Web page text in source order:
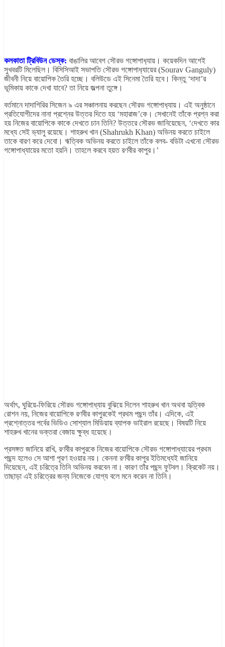
কলকাতা ট্রিবিউন ডেস্ক: বাঙালির আবেগ সৌরভ গঙ্গোপাধ‍্যায়। কয়েকদিন আগেই
সুখবরটি মিলেছিল। বিসিসিআই সভাপতি সৌরভ গঙ্গোপাধ‍্যায়ের (Sourav Ganguly)
জীবনী নিয়ে বায়োপিক তৈরি হচ্ছে। বলিউডে এই সিনেমা তৈরি হবে। কিন্তু ‘দাদা’র
ভূমিকায় কাকে দেখা যাবে? তা নিয়ে জল্পনা তুঙ্গে।
বর্তমানে দাদাগিরির সিজেন ৯ এর সঞ্চালনায় করছেন সৌরভ গঙ্গোপাধ‍্যায়। এই অনুষ্ঠানে
প্রতিযোগীদের নানা প্রশ্নের উত্তর দিতে হয় ‘মহারাজ’কে। সেখানেই তাঁকে প্রশ্ন করা
হয় নিজের বায়োপিকে কাকে দেখতে চান তিনি? উত্তরে সৌরভ জানিয়েছেন, ‘দেখতে কার
মধ্যে সেই ভ‍্যালু রয়েছে। শাহরুখ খান (Shahrukh Khan) অভিনয় করতে চাইলে
তাকে বারণ করে দেবো। ঋত্বিক অভিনয় করতে চাইলে তাঁকে বলব- বডিটা এখনো সৌরভ
গঙ্গোপাধ্যায়ের মতো হয়নি। তাহলে করবে হয়ত রণবীর কাপুর।’
অর্থাৎ, ঘুরিয়ে-ফিরিয়ে সৌরভ গঙ্গোপাধ্যায় বুঝিয়ে দিলেন শাহরুখ খান অথবা হৃত্বিক
রোশন নয়, নিজের বায়োপিকে রণবীর কাপুরকেই প্রথম পছন্দ তাঁর। এদিকে, এই
প্রশ্নোত্তর পর্বের ভিডিও সোশ্যাল মিডিয়ায় ব্যাপক ভাইরাল রয়েছে। বিষয়টি নিয়ে
শাহরুখ খানের ভক্তরা বেজায় ক্ষুব্ধ হয়েছে।
প্রসঙ্গত জানিয়ে রাখি, রণবীর কাপুরকে নিজের বায়োপিকে সৌরভ গঙ্গোপাধ্যায়ের প্রথম
পছন্দ হলেও সে আশা পূরণ হওয়ার নয়। কেননা রণবীর কাপুর ইতিমধ্যেই জানিয়ে
দিয়েছেন, এই চরিত্রে তিনি অভিনয় করবেন না। কারণ তাঁর পছন্দ ফুটবল। ক্রিকেট নয়।
তাছাড়া এই চরিত্রের জন্য নিজেকে যোগ্য বলে মনে করেন না তিনি।